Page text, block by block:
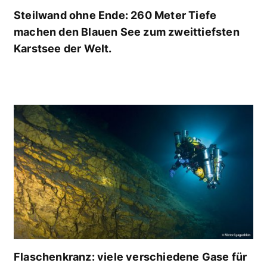
Steilwand ohne Ende: 260 Meter Tiefe
machen den Blauen See zum zweittiefsten
Karstsee der Welt.
Flaschenkranz: viele verschiedene Gase für